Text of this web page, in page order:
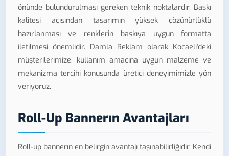
önünde bulundurulması gereken teknik noktalardır. Baskı
kalitesi açısından tasarımın yüksek çözünürlüklü
hazırlanması ve renklerin baskıya uygun formatta
iletilmesi önemlidir. Damla Reklam olarak Kocaeli'deki
müşterilerimize, kullanım amacına uygun malzeme ve
mekanizma tercihi konusunda üretici deneyimimizle yön
veriyoruz.
Roll-Up Bannerın Avantajları
Roll-up bannerın en belirgin avantajı taşınabilirliğidir. Kendi